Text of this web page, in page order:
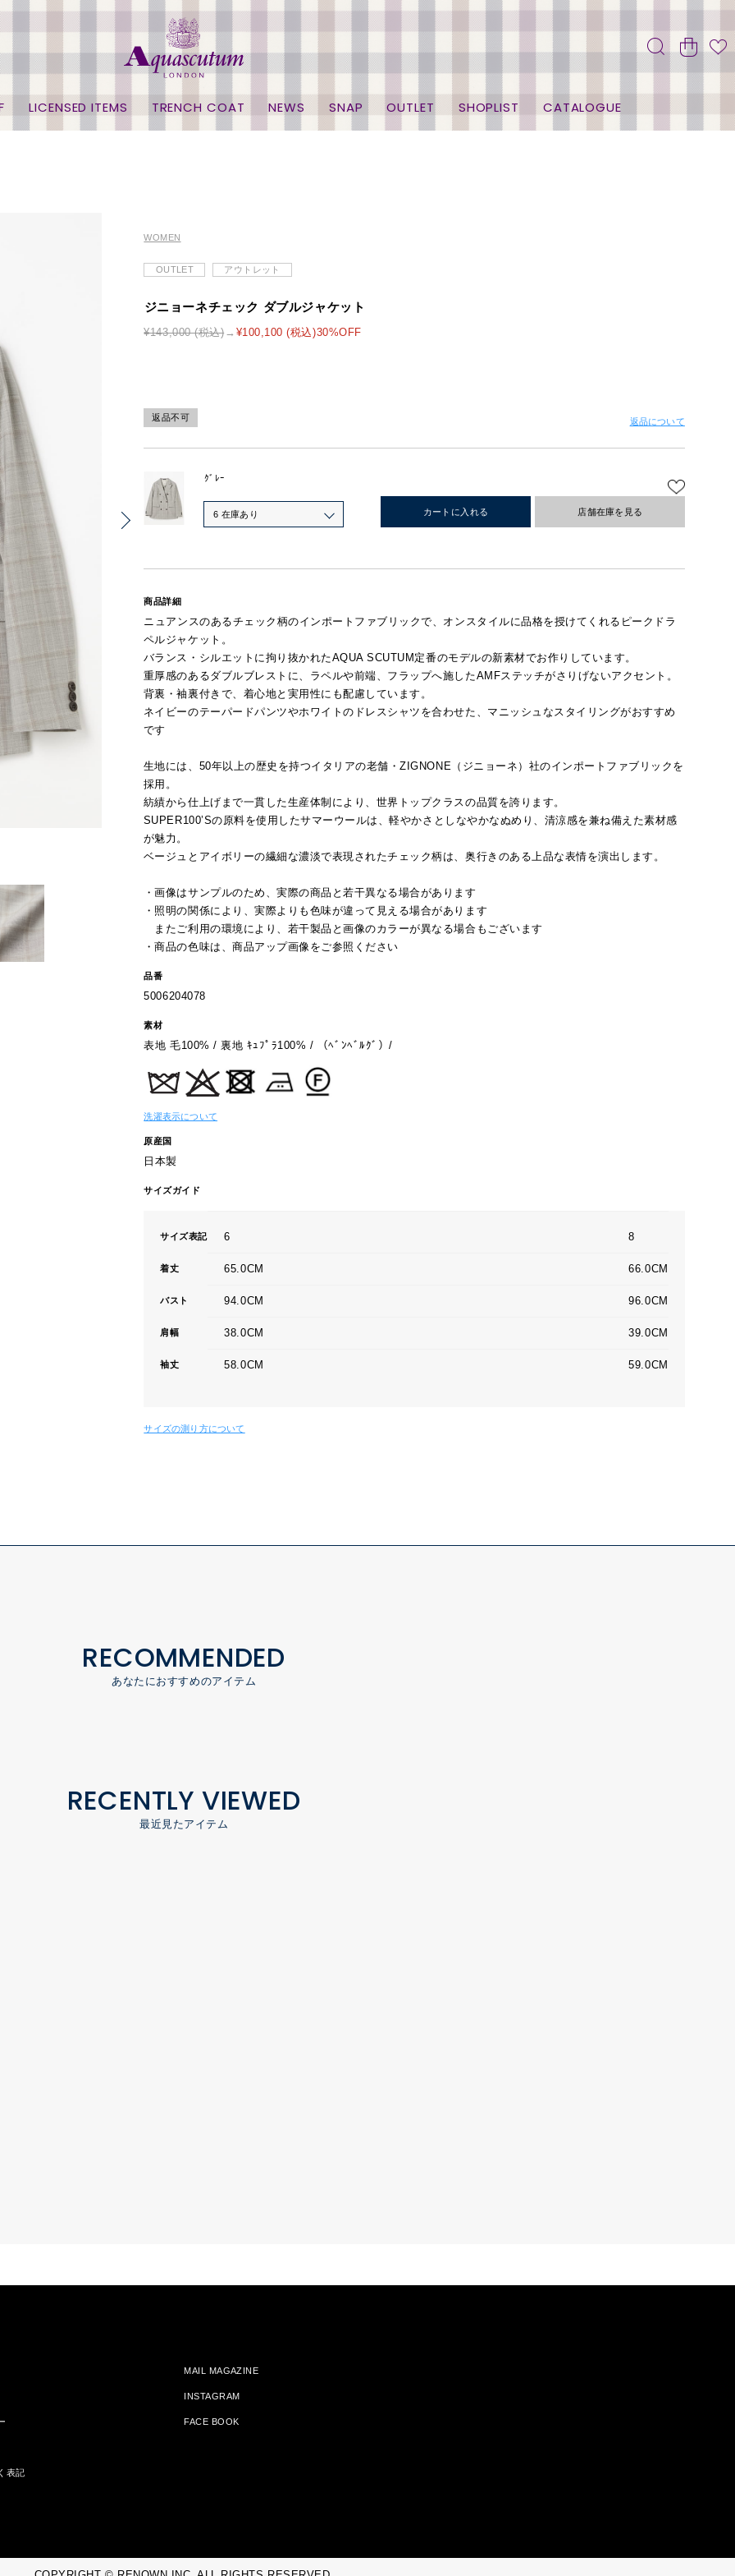
LICENSED ITEMS TRENCH COAT NEWS SNAP OUTLET SHOPLIST CATALOGUE
WOMEN
OUTLET アウトレット
ジニョーネチェック ダブルジャケット
¥143,000 (税込) ¥100,100 (税込)30%OFF
返品不可 返品について
ｸﾞﾚｰ
6 在庫あり カートに入れる 店舗在庫を見る
商品詳細
ニュアンスのあるチェック柄のインポートファブリックで、オンスタイルに品格を授けてくれるピークドラ
ペルジャケット。
バランス・シルエットに拘り抜かれたAQUA SCUTUM定番のモデルの新素材でお作りしています。
重厚感のあるダブルブレストに、ラペルや前端、フラップへ施したAMFステッチがさりげないアクセント。
背裏・袖裏付きで、着心地と実用性にも配慮しています。
ネイビーのテーパードパンツやホワイトのドレスシャツを合わせた、マニッシュなスタイリングがおすすめ
です
生地には、50年以上の歴史を持つイタリアの老舗・ZIGNONE（ジニョーネ）社のインポートファブリックを
採用。
紡績から仕上げまで一貫した生産体制により、世界トップクラスの品質を誇ります。
SUPER100’Sの原料を使用したサマーウールは、軽やかさとしなやかなぬめり、清涼感を兼ね備えた素材感
が魅力。
ベージュとアイボリーの繊細な濃淡で表現されたチェック柄は、奥行きのある上品な表情を演出します。
・画像はサンプルのため、実際の商品と若干異なる場合があります
・照明の関係により、実際よりも色味が違って見える場合があります
またご利用の環境により、若干製品と画像のカラーが異なる場合もございます
・商品の色味は、商品アップ画像をご参照ください
品番
5006204078
素材
表地 毛100% / 裏地 ｷｭﾌﾟﾗ100% / （ﾍﾞﾝﾍﾞﾙｸﾞ）/
洗濯表示について
原産国
日本製
サイズガイド
サイズ表記 6 8
着丈 65.0CM 66.0CM
バスト 94.0CM 96.0CM
肩幅 38.0CM 39.0CM
袖丈 58.0CM 59.0CM
サイズの測り方について
RECOMMENDED
あなたにおすすめのアイテム
RECENTLY VIEWED
最近見たアイテム
表記
MAIL MAGAZINE
INSTAGRAM
FACE BOOK